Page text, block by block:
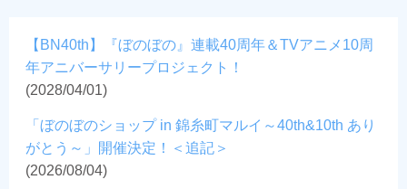
【BN40th】『ぼのぼの』連載40周年＆TVアニメ10周
年アニバーサリープロジェクト！
(2028/04/01)
「ぼのぼのショップ in 錦糸町マルイ～40th&10th あり
がとう～」開催決定！＜追記＞
(2026/08/04)